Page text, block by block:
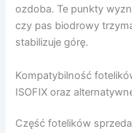
ozdoba. Te punkty
czy pas biodrowy
stabilizuje górę.
Kompatybilność
ISOFIX oraz
Część fotelików